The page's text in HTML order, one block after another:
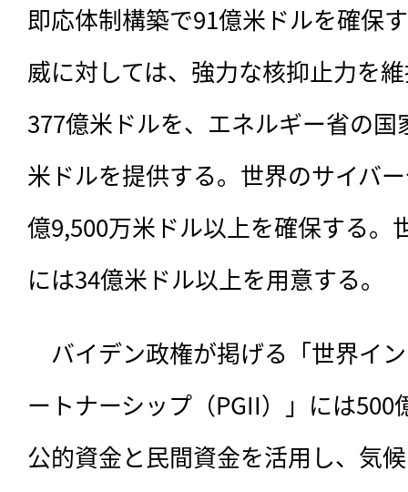
即応体制構築で91億米ドルを確保
威に対しては、強力な核抑止力を
377億米ドルを、エネルギー省の
米ドルを提供する。世界のサイバ
億9,500万米ドル以上を確保する。
には34億米ドル以上を用意する。
バイデン政権が掲げる「世界イ
ートナーシップ（PGII）」には500
公的資金と民間資金を活用し、気